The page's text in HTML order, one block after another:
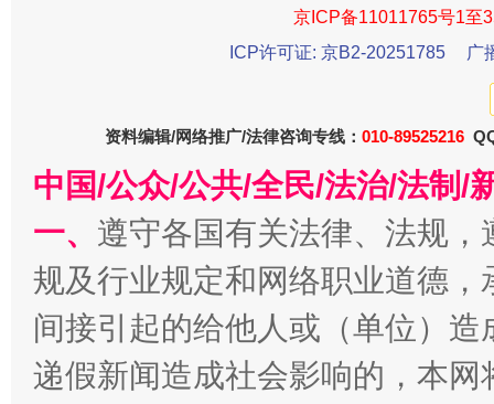
千年窑火 生生不息 一
京ICP备11011765号1至
ICP许可证: 京B2-20251785
广
资料编辑/网络推广/法律咨询专线： 010-89525216
中国/公众/公共/全民/法治/法制/
一、 遵守各国有关法律、法规
规及行业规定和网络职业道德
间接引起的给他人或（单位）
递假新闻造成社会影响的，本